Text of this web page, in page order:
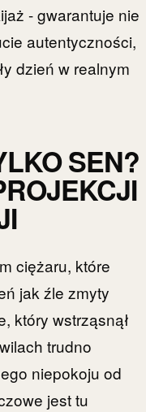
- gwarantuje nie
autentyczności,
dzień w realnym
SEN?
ciężaru, które
jak źle zmyty
który wstrząsnął
trudno
niepokoju od
jest tu